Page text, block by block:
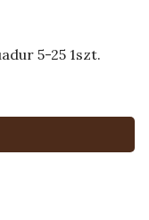
5-25 1szt.